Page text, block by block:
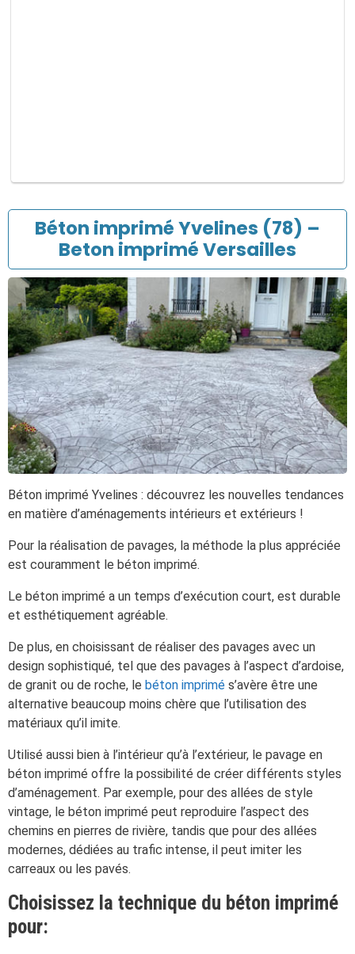
Béton imprimé Yvelines (78) –
Beton imprimé Versailles
Béton imprimé Yvelines : découvrez les nouvelles tendances
en matière d’aménagements intérieurs et extérieurs !
Pour la réalisation de pavages, la méthode la plus appréciée
est couramment le béton imprimé.
Le béton imprimé a un temps d’exécution court, est durable
et esthétiquement agréable.
De plus, en choisissant de réaliser des pavages avec un
design sophistiqué, tel que des pavages à l’aspect d’ardoise,
de granit ou de roche, le béton imprimé s’avère être une
alternative beaucoup moins chère que l’utilisation des
matériaux qu’il imite.
Utilisé aussi bien à l’intérieur qu’à l’extérieur, le pavage en
béton imprimé offre la possibilité de créer différents styles
d’aménagement. Par exemple, pour des allées de style
vintage, le béton imprimé peut reproduire l’aspect des
chemins en pierres de rivière, tandis que pour des allées
modernes, dédiées au trafic intense, il peut imiter les
carreaux ou les pavés.
Choisissez la technique du béton imprimé
pour: